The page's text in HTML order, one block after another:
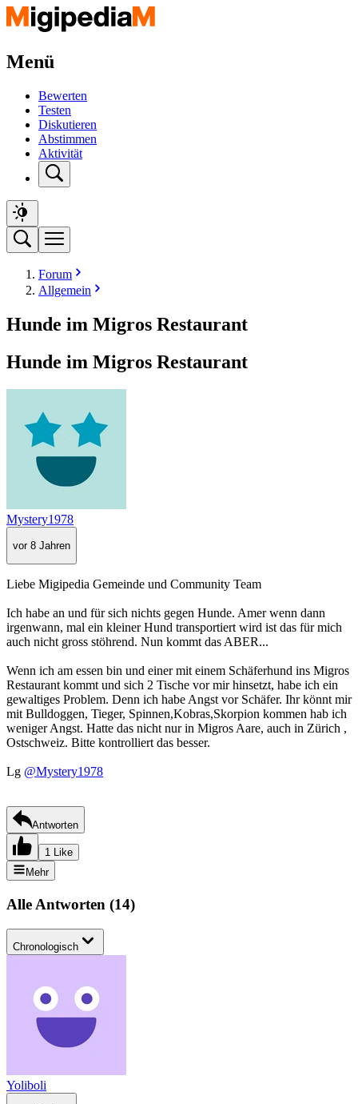
Menü
Bewerten
Testen
Diskutieren
Abstimmen
Aktivität
Forum
Allgemein
Hunde im Migros Restaurant
Hunde im Migros Restaurant
Mystery1978
vor 8 Jahren
Liebe Migipedia Gemeinde und Community Team
Ich habe an und für sich nichts gegen Hunde. Amer wenn dann
irgenwann, mal ein kleiner Hund transportiert wird ist das für mich
auch nicht gross stöhrend. Nun kommt das ABER...
Wenn ich am essen bin und einer mit einem Schäferhund ins Migros
Restaurant kommt und sich 2 Tische vor mir hinsetzt, habe ich ein
gewaltiges Problem. Denn ich habe Angst vor Schäfer. Ihr könnt mir
mit Bulldoggen, Tieger, Spinnen,Kobras,Skorpion kommen hab ich
weniger Angst. Hatte das nicht nur in Migros Aare, auch in Zürich ,
Ostschweiz. Bitte kontrolliert das besser.
Lg @Mystery1978
Antworten
1 Like
Mehr
Alle Antworten (14)
Chronologisch
Yoliboli